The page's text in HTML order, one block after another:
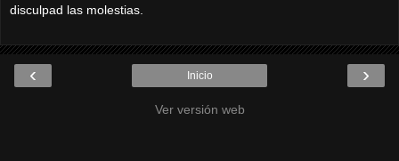
disculpad las molestias.
‹ ›
Inicio
Ver versión web